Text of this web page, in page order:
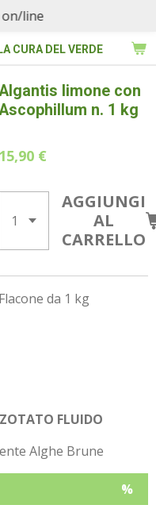
CURA DEL VERDE
line
limone con
n. 1 kg
15,90 €
AGGIUNGI
AL
CARRELLO
Flacone da 1 kg
FLUIDO
Alghe Brune
%